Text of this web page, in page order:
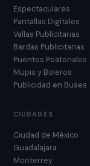
Espectaculares
Pantallas Digitales
Vallas Publicitarias
Bardas Publicitarias
Puentes Peatonales
Mupis y Boleros
Publicidad en Buses
CIUDADES
Ciudad de México
Guadalajara
Monterrey